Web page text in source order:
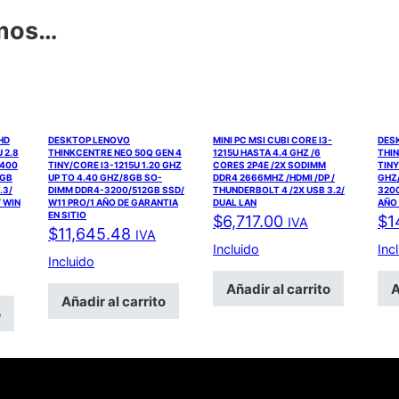
2.8
WIN
DESKTOP LENOVO
THINKCENTRE NEO 50Q GEN 4
TINY/CORE I3-1215U 1.20 GHZ
UP TO 4.40 GHZ/8GB SO-
DIMM DDR4-3200/512GB SSD/
W11 PRO/1 AÑO DE GARANTIA
EN SITIO
$11,645.48 IVA
Incluido
Añadir al carrito
MINI PC MSI CUBI CORE I3-
1215U HASTA 4.4 GHZ /6
CORES 2P4E /2X SODIMM
DDR4 2666MHZ /HDMI /DP /
THUNDERBOLT 4 /2X USB 3.2/
DUAL LAN
$6,717.00 IVA
Incluido
Añadir al carrito
AÑO
$